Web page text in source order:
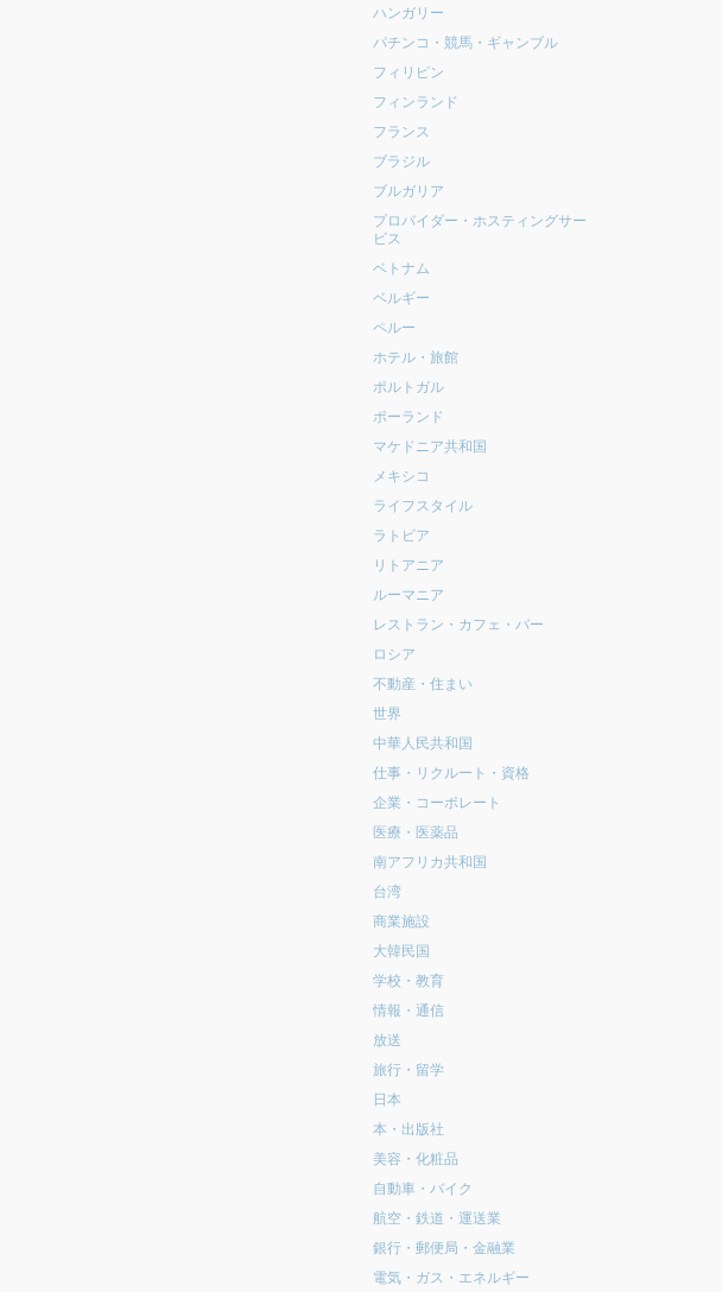
ハンガリー
パチンコ・競馬・ギャンブル
フィリピン
フィンランド
フランス
ブラジル
ブルガリア
プロバイダー・ホスティングサー
ビス
ベトナム
ベルギー
ペルー
ホテル・旅館
ポルトガル
ポーランド
マケドニア共和国
メキシコ
ライフスタイル
ラトビア
リトアニア
ルーマニア
レストラン・カフェ・バー
ロシア
不動産・住まい
世界
中華人民共和国
仕事・リクルート・資格
企業・コーポレート
医療・医薬品
南アフリカ共和国
台湾
商業施設
大韓民国
学校・教育
情報・通信
放送
旅行・留学
日本
本・出版社
美容・化粧品
自動車・バイク
航空・鉄道・運送業
銀行・郵便局・金融業
電気・ガス・エネルギー